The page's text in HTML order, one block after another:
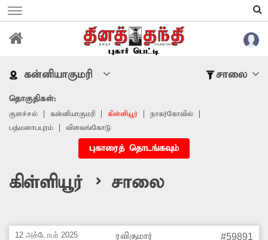
கன்னியாகுமரி சாலை
தொகுதிகள்:
குளச்சல் கன்னியாகுமரி கிள்ளியூர்
நாகர்கோவில்
பத்மனாபபுரம்
விளவங்கோடு
புகாரைத் தொடங்கவும்
கிள்ளியூர் > சாலை
12 அக்டோபர் 2025
ரவிகுமார்
#59891